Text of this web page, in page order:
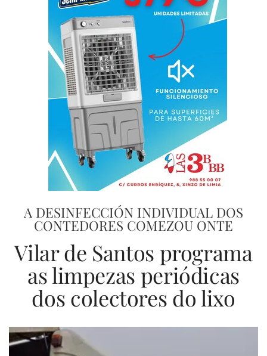
A DESINFECCIÓN INDIVIDUAL DOS
CONTEDORES COMEZOU ONTE
Vilar de Santos programa
as limpezas periódicas
dos colectores do lixo